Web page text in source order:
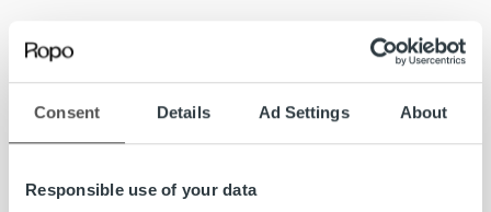
Consent Details Ad Settings About
Responsible use of your data
Hakuaika 21.7.2018 asti
tai palvelusta rahansa, pyörii yrityksen lisäksi koko